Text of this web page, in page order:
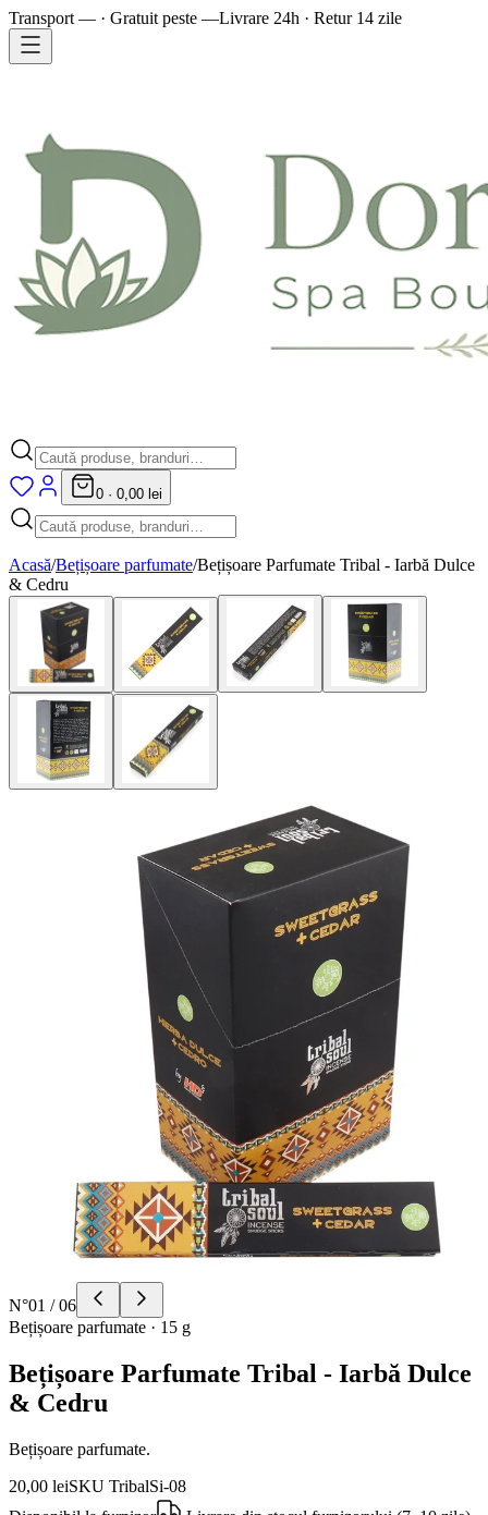
Transport — · Gratuit peste —Livrare 24h · Retur 14 zile
0 · 0,00 lei
Acasă/Bețișoare parfumate/Bețișoare Parfumate Tribal - Iarbă Dulce
& Cedru
N°01 /06
Bețișoare parfumate · 15 g
Bețișoare Parfumate Tribal - Iarbă Dulce
& Cedru
Bețișoare parfumate.
20,00 leiSKU TribalSi-08